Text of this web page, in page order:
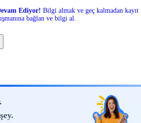
Ediyor! Bilgi almak ve geç kalmadan kayıt
bağlan ve bilgi al.